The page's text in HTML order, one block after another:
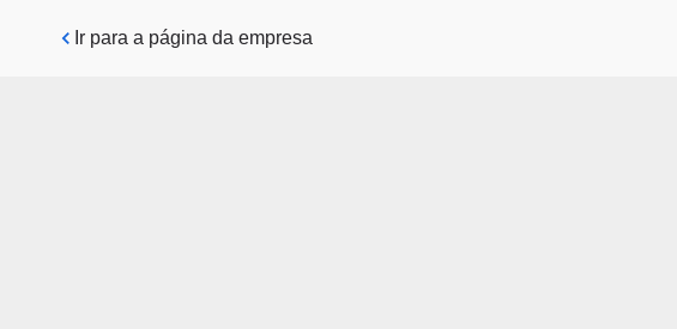
Pular para o conteúdo principal
Ir para a página da empresa